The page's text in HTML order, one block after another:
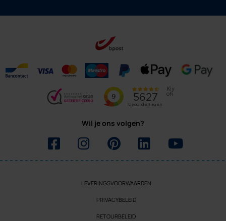
Wil je ons volgen?
LEVERINGSVOORWAARDEN
PRIVACYBELEID
RETOURBELEID